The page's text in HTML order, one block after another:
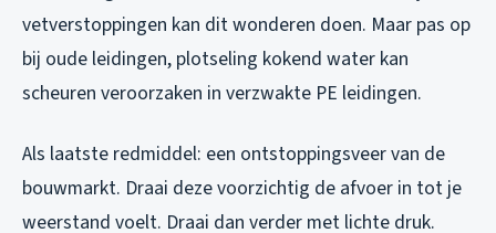
vetverstoppingen kan dit wonderen doen. Maar pas op
bij oude leidingen, plotseling kokend water kan
scheuren veroorzaken in verzwakte PE leidingen.
Als laatste redmiddel: een ontstoppingsveer van de
bouwmarkt. Draai deze voorzichtig de afvoer in tot je
weerstand voelt. Draai dan verder met lichte druk.